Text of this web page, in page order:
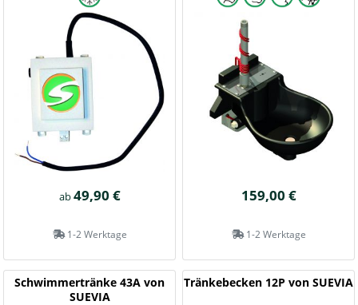
ab49,90 €
1-2 Werktage
159,00 €
1-2 Werktage
Schwimmertränke 43A von
SUEVIA
Tränkebecken 12P von SUEVIA